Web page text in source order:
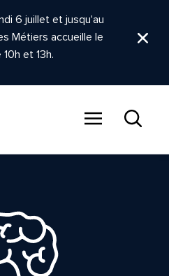
6 juillet et jusqu'au
Métiers accueille le
et 13h.